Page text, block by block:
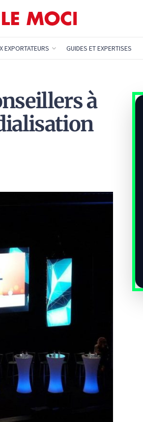
EXPORTATEURS GUIDES ET EXPERTISES
à